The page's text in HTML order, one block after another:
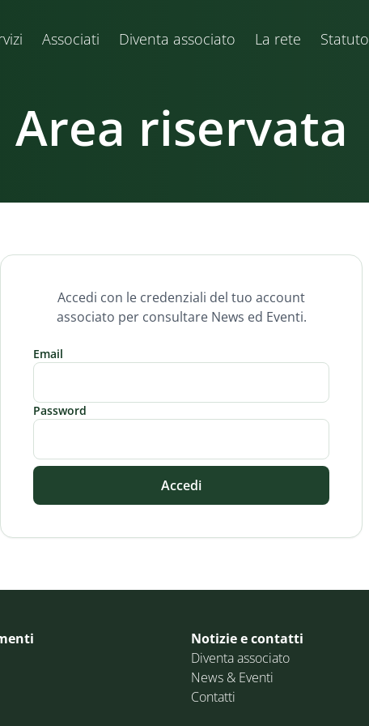
Associati Diventa associato La rete Statuto
Area riservata
Accedi con le credenziali del tuo account
associato per consultare News ed Eventi.
Email
Password
Accedi
Notizie e contatti
Diventa associato
News & Eventi
Contatti